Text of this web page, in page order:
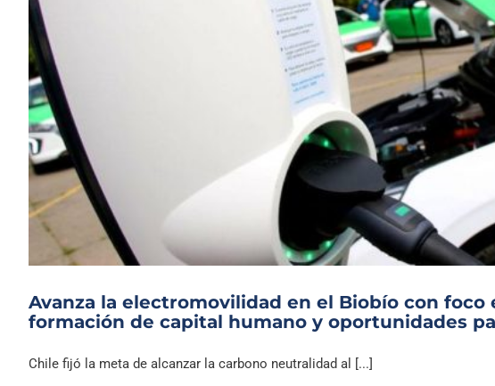
Avanza la electromovilidad en el Biobío con
formación de capital humano y oportunidades
Chile fijó la meta de alcanzar la carbono neutralidad al [...]